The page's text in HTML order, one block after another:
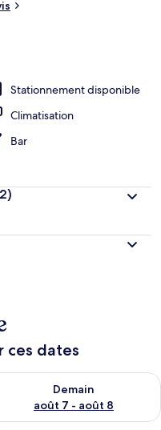
Stationnement disponible
Climatisation
Bar
ces dates
6 - août 7
Demain
août 7 - août 8
la disponibilité pour